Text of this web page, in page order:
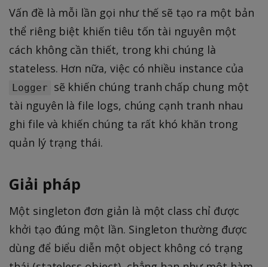
Vấn đề là mỗi lần gọi như thế sẽ tạo ra một bản
thể riêng biệt khiến tiêu tốn tài nguyên một
cách không cần thiết, trong khi chúng là
stateless. Hơn nữa, việc có nhiều instance của
Logger
sẽ khiến chúng tranh chấp chung một
tài nguyên là file logs, chúng cạnh tranh nhau
ghi file và khiến chúng ta rất khó khăn trong
quản lý trạng thái.
Giải pháp
Một singleton đơn giản là một class chỉ được
khởi tạo đúng một lần. Singleton thường được
dùng để biểu diễn một object không có trạng